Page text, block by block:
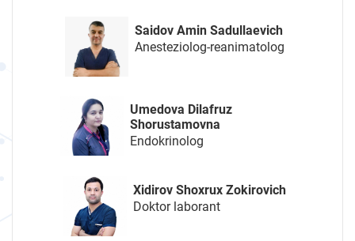
Saidov Amin Sadullaevich
Anesteziolog-reanimatolog
Umedova Dilafruz
Shorustamovna
Endokrinolog
Xidirov Shoxrux Zokirovich
Doktor laborant